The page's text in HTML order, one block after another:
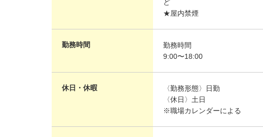
ど
★屋内禁煙
勤務時間
勤務時間
9:00〜18:00
休日・休暇
〈勤務形態〉日勤
〈休日〉土日
※職場カレンダーによる